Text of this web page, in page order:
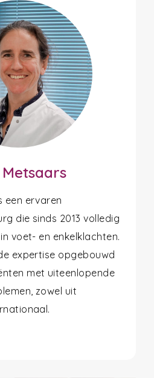
een ervaren
die sinds 2013 volledig
voet- en enkelklachten.
expertise opgebouwd
met uiteenlopende
zowel uit